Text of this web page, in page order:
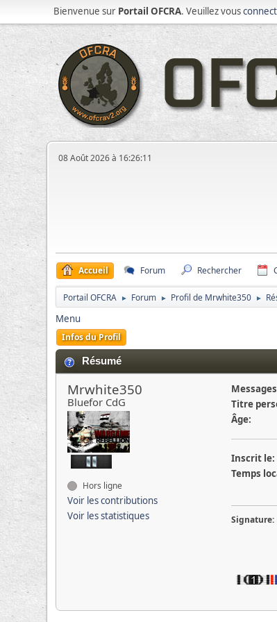
Bienvenue sur Portail OFCRA. Veuillez vous
08 Août 2026 à 16:26:11
Accueil Forum Rechercher
Portail OFCRA ► Forum ► Profil de Mrwhite350 ►
Menu
Infos du Profil
Résumé
Mrwhite350
Bluefor CdG
Hors ligne
Voir les contributions
Voir les statistiques
Titre
Âge:
Inscrit le:
Temps
Signature: